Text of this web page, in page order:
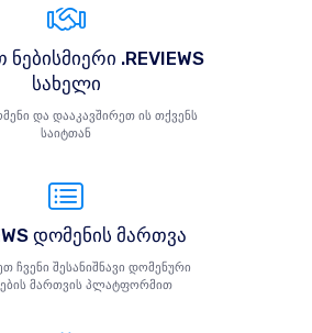
.REVIEWS
სახელი
და დააკავშირეთ ის თქვენს
საიტთან
დომენის მართვა
ჩვენი შესანიშნავი დომენური
მართვის პლატფორმით